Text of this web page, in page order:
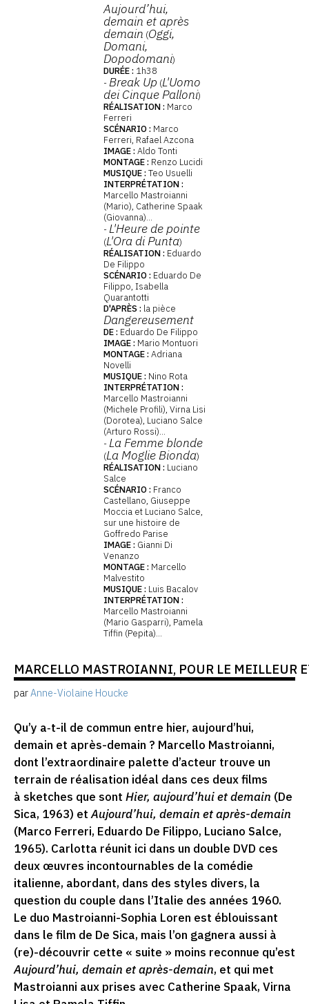
Aujourd’hui,
demain et après
demain (Oggi,
Domani,
Dopodomani)
DURÉE : 1h38
-Break Up (L'Uomo
dei Cinque Palloni)
RÉALISATION : Marco
Ferreri
SCÉNARIO : Marco
Ferreri, Rafael Azcona
IMAGE : Aldo Tonti
MONTAGE : Renzo Lucidi
MUSIQUE : Teo Usuelli
INTERPRÉTATION :
Marcello Mastroianni
(Mario), Catherine Spaak
(Giovanna)...
-L'Heure de pointe
(L'Ora di Punta)
RÉALISATION : Eduardo
De Filippo
SCÉNARIO : Eduardo De
Filippo, Isabella
Quarantotti
D'APRÈS : la pièce
Dangereusement
DE : Eduardo De Filippo
IMAGE : Mario Montuori
MONTAGE : Adriana
Novelli
MUSIQUE : Nino Rota
INTERPRÉTATION :
Marcello Mastroianni
(Michele Profili), Virna Lisi
(Dorotea), Luciano Salce
(Arturo Rossi)...
-La Femme blonde
(La Moglie Bionda)
RÉALISATION : Luciano
Salce
SCÉNARIO : Franco
Castellano, Giuseppe
Moccia et Luciano Salce,
sur une histoire de
Goffredo Parise
IMAGE : Gianni Di
Venanzo
MONTAGE : Marcello
Malvestito
MUSIQUE : Luis Bacalov
INTERPRÉTATION :
Marcello Mastroianni
(Mario Gasparri), Pamela
Tiffin (Pepita)...
MARCELLO MASTROIANNI, POUR LE MEILLEUR
parAnne-Violaine Houcke
Qu’y a‑t-il de commun entre hier, aujourd’hui,
demain et après-demain ? Marcello Mastroianni,
dont l’extraordinaire palette d’acteur trouve un
terrain de réalisation idéal dans ces deux films
à sketches que sont Hier, aujourd’hui et demain (De
Sica, 1963) etAujourd’hui, demain et après-demain
(Marco Ferreri, Eduardo De Filippo, Luciano Salce,
1965). Carlotta réunit ici dans un double DVD ces
deux œuvres incontournables de la comédie
italienne, abordant, dans des styles divers, la
question du couple dans l’Italie des années 1960.
Le duo Mastroianni-Sophia Loren est éblouissant
dans le film de De Sica, mais l’on gagnera aussi à
(re)-découvrir cette « suite » moins reconnue qu’est
Aujourd’hui, demain et après-demain, et qui met
Mastroianni aux prises avec Catherine Spaak, Virna